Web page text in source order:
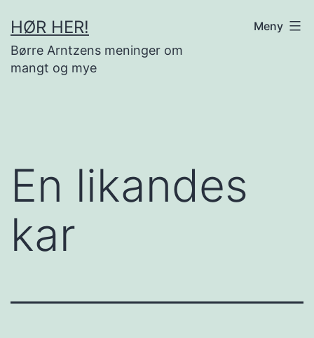
til
innhold
HØR HER!
Børre Arntzens meninger om
mangt og mye
Meny
En likandes
kar